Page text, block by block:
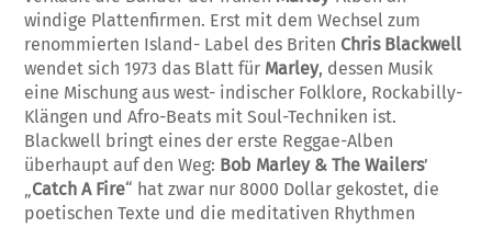
windige Plattenfirmen. Erst mit dem Wechsel zum
renommierten Island- Label des Briten Chris Blackwell
wendet sich 1973 das Blatt für Marley, dessen Musik
eine Mischung aus west- indischer Folklore, Rockabilly-
Klängen und Afro-Beats mit Soul-Techniken ist.
Blackwell bringt eines der erste Reggae-Alben
überhaupt auf den Weg: Bob Marley & The Wailers’
„Catch A Fire“ hat zwar nur 8000 Dollar gekostet, die
poetischen Texte und die meditativen Rhythmen